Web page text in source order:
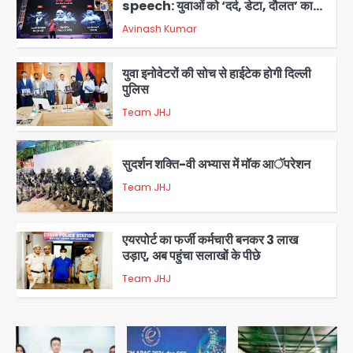
2
speech: युवाओं को ‘दर्द, डेटा, दौलत’ का
संदेश, बीजेपी का वार
Avinash Kumar
3
युवा इनोवेटरों की सोच से हाईटेक होगी दिल्ली
पुलिस
Team JHJ
4
सुदर्शन शक्ति-वी अभ्यास में मॉक आॅपरेशन
Team JHJ
5
एयरपोर्ट का फर्जी कर्मचारी बनकर 3 लाख
उड़ाए, अब पहुंचा सलाखों के पीछे
Team JHJ
Noida Sector-49: सेक्टर-49 में 18
साल की मेड ने की खुदकुशी, शरीर पर नहीं मिली